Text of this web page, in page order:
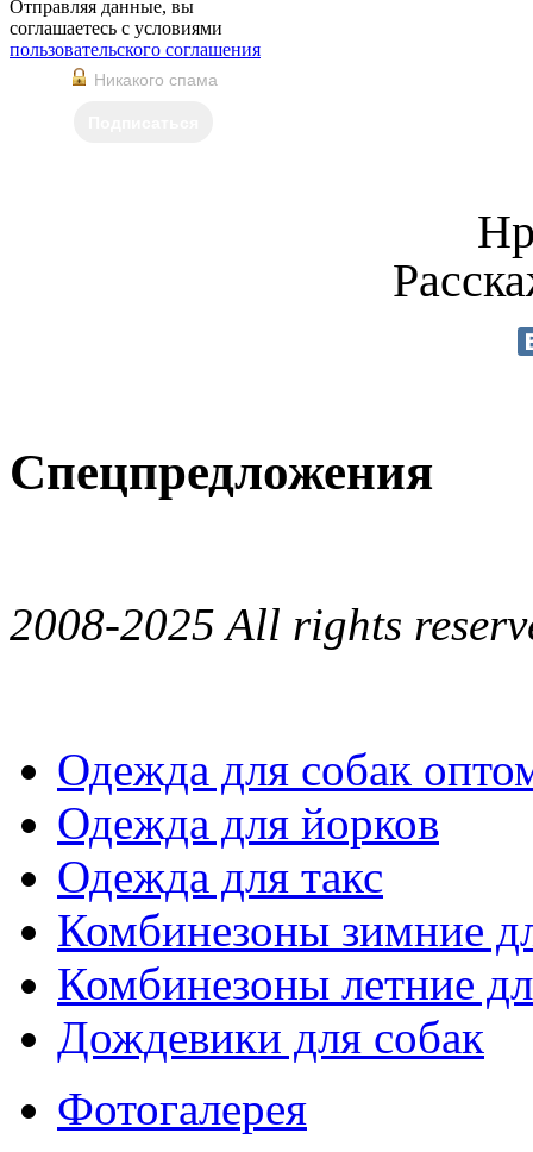
Отправляя данные, вы
соглашаетесь с условиями
пользовательского соглашения
Никакого спама
Спецпредложения
2008-2025 All rights
Одежда для собак
Одежда для йорков
Одежда для такс
Комбинезоны зимние
Комбинезоны летние
Дождевики для собак
Фотогалерея